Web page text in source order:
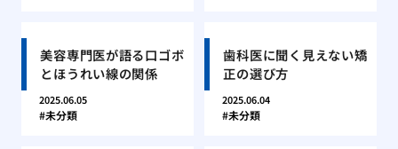
美容専門医が語る口ゴボ
とほうれい線の関係
2025.06.05
未分類
歯科医に聞く見えない矯
正の選び方
2025.06.04
未分類